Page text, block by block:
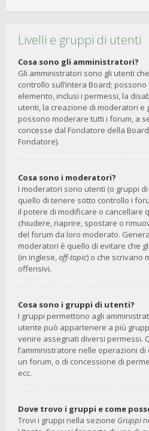
Livelli e gruppi di utenti
Cosa sono gli amministratori?
Gli amministratori sono gli utenti
controllo sull’intera Board;
elemento, inclusi i permessi, la
utenti, la creazione di moderatori e
possono moderare tutti i forum, a
concesse dal Fondatore della
Fondatore).
Cosa sono i moderatori?
I moderatori sono utenti (o gruppi
quello di tenere sotto controllo i
il potere di modificare o cancellare
chiudere, riaprire, spostare o
del forum da loro moderato.
moderatori è quello di evitare che
(in inglese,off-topic) o che scrivano
offensivi.
Cosa sono i gruppi di utenti?
I gruppi permettono agli
utente può appartenere a più
venire assegnati diversi permessi.
l’amministratore nelle operazioni
un forum, o di concessione di
ecc.
Dove trovo i gruppi e come
Trovi i gruppi nella sezione Gruppi